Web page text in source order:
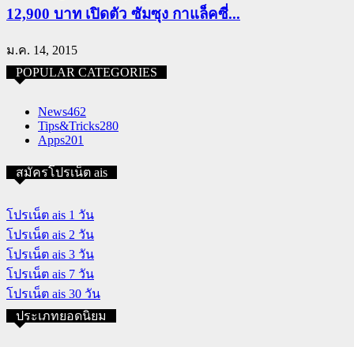
12,900 บาท เปิดตัว ซัมซุง กาแล็คซี่...
ม.ค. 14, 2015
POPULAR CATEGORIES
News462
Tips&Tricks280
Apps201
สมัครโปรเน็ต ais
โปรเน็ต ais 1 วัน
โปรเน็ต ais 2 วัน
โปรเน็ต ais 3 วัน
โปรเน็ต ais 7 วัน
โปรเน็ต ais 30 วัน
ประเภทยอดนิยม